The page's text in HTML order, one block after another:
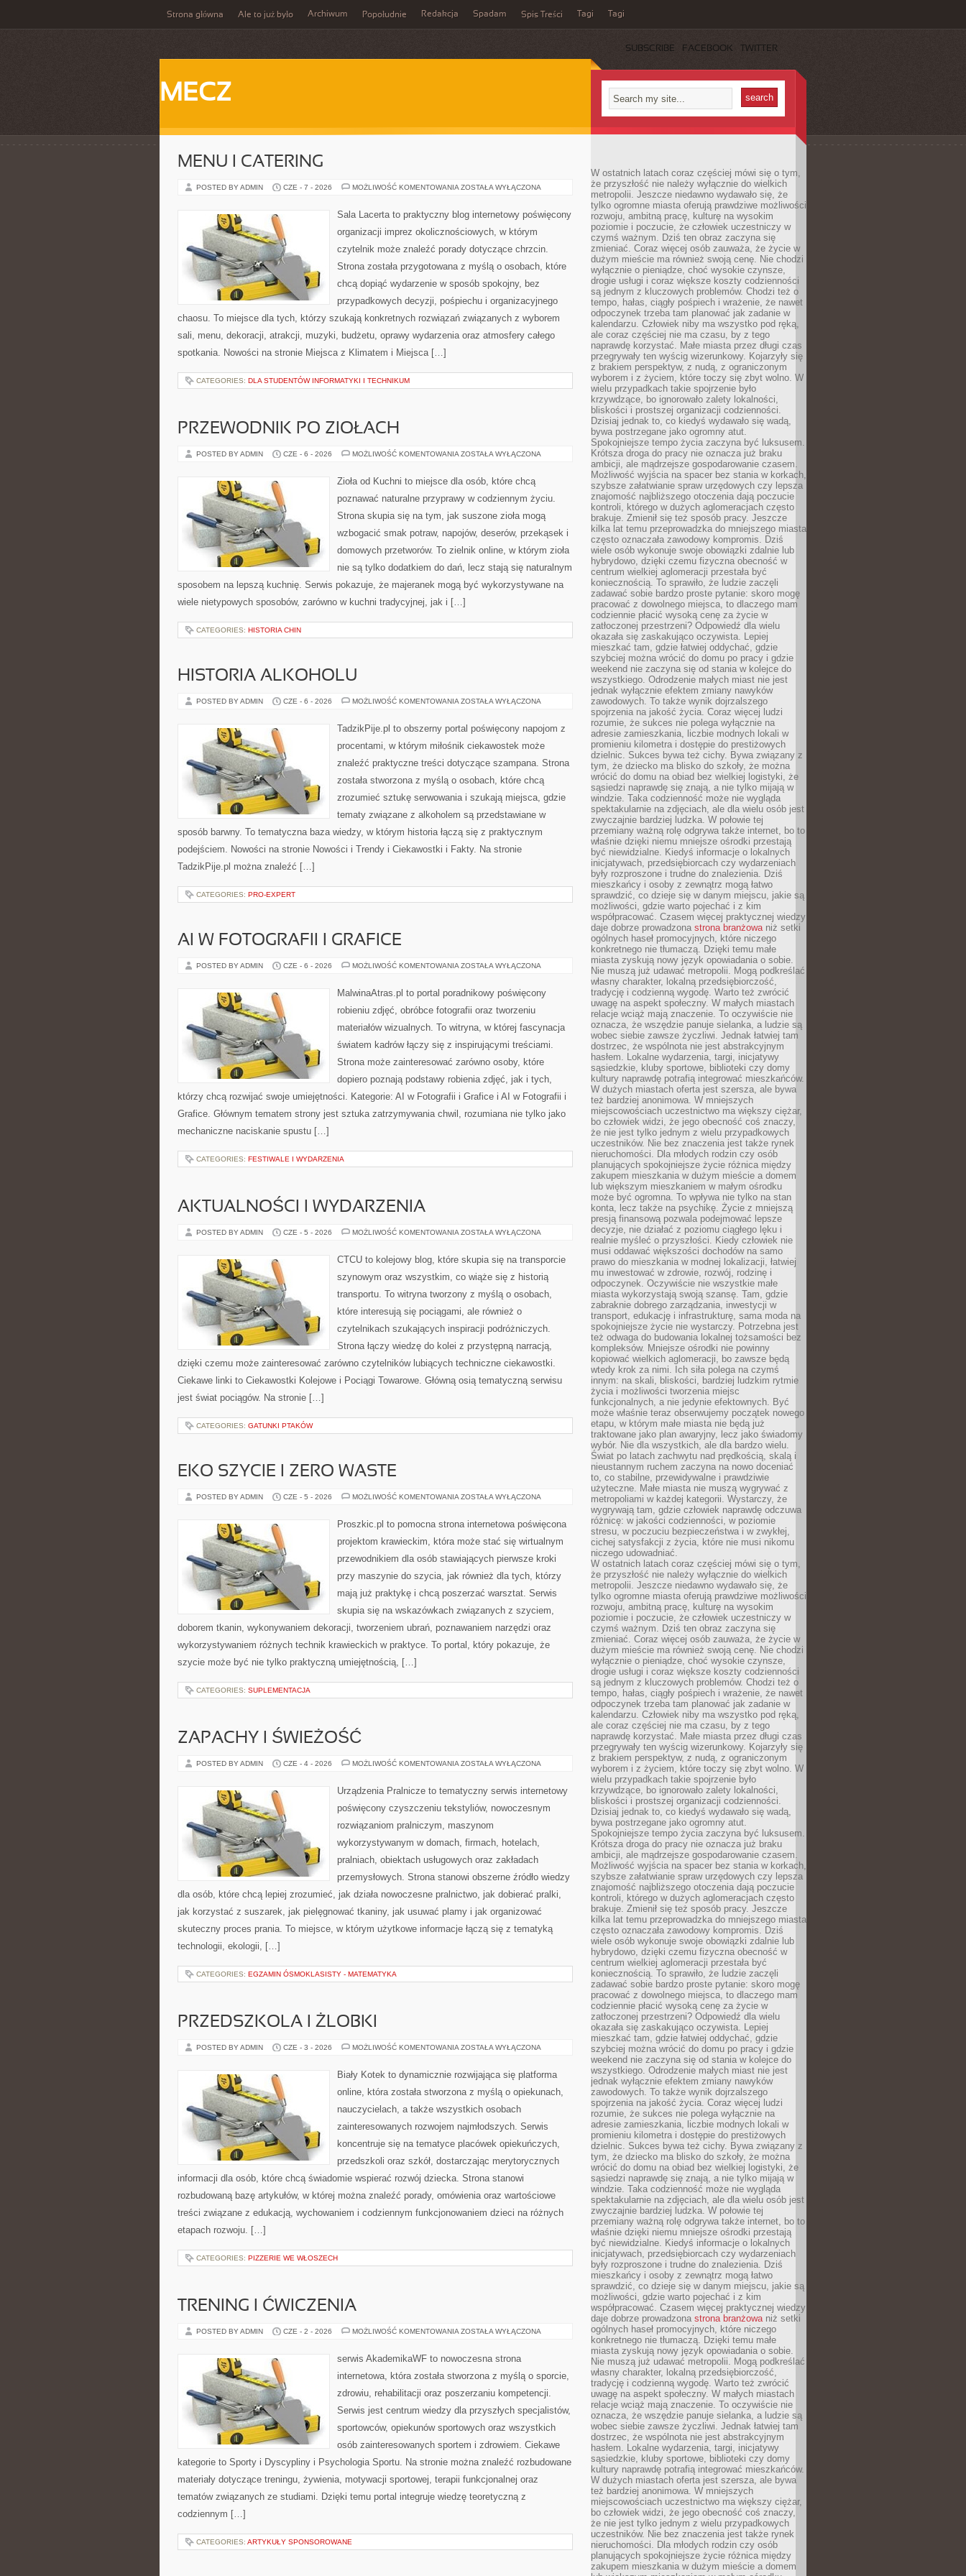
Strona główna Ale to już było Archiwum Popołudnie Redakcja Spadam Spis Treści Tagi Tagi
SUBSCRIBE FACEBOOK TWITTER
MECZ
MENU I CATERING
POSTED BY ADMIN CZE - 7 - 2026 MOŻLIWOŚĆ KOMENTOWANIA MENU
ZOSTAŁA WYŁĄCZONA
Sala Lacerta to praktyczny blog internetowy poświęcony
organizacji imprez okolicznościowych, w którym
czytelnik może znaleźć porady dotyczące chrzcin.
Strona została przygotowana z myślą o osobach, które
chcą dopiąć wydarzenie w sposób spokojny, bez
przypadkowych decyzji, pośpiechu i organizacyjnego
chaosu. To miejsce dla tych, którzy szukają konkretnych rozwiązań związanych z wyborem
sali, menu, dekoracji, atrakcji, muzyki, budżetu, oprawy wydarzenia oraz atmosfery całego
spotkania. Nowości na stronie Miejsca z Klimatem i Miejsca […]
CATEGORIES: DLA STUDENTÓW INFORMATYKI I TECHNIKUM
PRZEWODNIK PO ZIOŁACH
POSTED BY ADMIN CZE - 6 - 2026 MOŻLIWOŚĆ KOMENTOWANIA PRZEWODNIK
ZOSTAŁA WYŁĄCZONA
Zioła od Kuchni to miejsce dla osób, które chcą
poznawać naturalne przyprawy w codziennym życiu.
Strona skupia się na tym, jak suszone zioła mogą
wzbogacić smak potraw, napojów, deserów, przekąsek i
domowych przetworów. To zielnik online, w którym zioła
nie są tylko dodatkiem do dań, lecz stają się naturalnym
sposobem na lepszą kuchnię. Serwis pokazuje, że majeranek mogą być wykorzystywane na
wiele nietypowych sposobów, zarówno w kuchni tradycyjnej, jak i […]
CATEGORIES: HISTORIA CHIN
HISTORIA ALKOHOLU
POSTED BY ADMIN CZE - 6 - 2026 MOŻLIWOŚĆ KOMENTOWANIA HISTORIA
ZOSTAŁA WYŁĄCZONA
TadzikPije.pl to obszerny portal poświęcony napojom z
procentami, w którym miłośnik ciekawostek może
znaleźć praktyczne treści dotyczące szampana. Strona
została stworzona z myślą o osobach, które chcą
zrozumieć sztukę serwowania i szukają miejsca, gdzie
tematy związane z alkoholem są przedstawiane w
sposób barwny. To tematyczna baza wiedzy, w którym historia łączą się z praktycznym
podejściem. Nowości na stronie Nowości i Trendy i Ciekawostki i Fakty. Na stronie
TadzikPije.pl można znaleźć […]
CATEGORIES: PRO-EXPERT
AI W FOTOGRAFII I GRAFICE
POSTED BY ADMIN CZE - 6 - 2026 MOŻLIWOŚĆ KOMENTOWANIA AI
GRAFICE
ZOSTAŁA WYŁĄCZONA
MalwinaAtras.pl to portal poradnikowy poświęcony
robieniu zdjęć, obróbce fotografii oraz tworzeniu
materiałów wizualnych. To witryna, w której fascynacja
światem kadrów łączy się z inspirującymi treściami.
Strona może zainteresować zarówno osoby, które
dopiero poznają podstawy robienia zdjęć, jak i tych,
którzy chcą rozwijać swoje umiejętności. Kategorie: AI w Fotografii i Grafice i AI w Fotografii i
Grafice. Głównym tematem strony jest sztuka zatrzymywania chwil, rozumiana nie tylko jako
mechaniczne naciskanie spustu […]
CATEGORIES: FESTIWALE I WYDARZENIA
AKTUALNOŚCI I WYDARZENIA
POSTED BY ADMIN CZE - 5 - 2026 MOŻLIWOŚĆ KOMENTOWANIA AKTUALNOŚCI
ZOSTAŁA WYŁĄCZONA
CTCU to kolejowy blog, które skupia się na transporcie
szynowym oraz wszystkim, co wiąże się z historią
transportu. To witryna tworzony z myślą o osobach,
które interesują się pociągami, ale również o
czytelnikach szukających inspiracji podróżniczych.
Strona łączy wiedzę do kolei z przystępną narracją,
dzięki czemu może zainteresować zarówno czytelników lubiących techniczne ciekawostki.
Ciekawe linki to Ciekawostki Kolejowe i Pociągi Towarowe. Główną osią tematyczną serwisu
jest świat pociągów. Na stronie […]
CATEGORIES: GATUNKI PTAKÓW
EKO SZYCIE I ZERO WASTE
POSTED BY ADMIN CZE - 5 - 2026 MOŻLIWOŚĆ KOMENTOWANIA EKO
ZERO
WASTE
ZOSTAŁA WYŁĄCZONA
Proszkic.pl to pomocna strona internetowa poświęcona
projektom krawieckim, która może stać się wirtualnym
przewodnikiem dla osób stawiających pierwsze kroki
przy maszynie do szycia, jak również dla tych, którzy
mają już praktykę i chcą poszerzać warsztat. Serwis
skupia się na wskazówkach związanych z szyciem,
doborem tkanin, wykonywaniem dekoracji, tworzeniem ubrań, poznawaniem narzędzi oraz
wykorzystywaniem różnych technik krawieckich w praktyce. To portal, który pokazuje, że
szycie może być nie tylko praktyczną umiejętnością, […]
CATEGORIES: SUPLEMENTACJA
ZAPACHY I ŚWIEŻOŚĆ
POSTED BY ADMIN CZE - 4 - 2026 MOŻLIWOŚĆ KOMENTOWANIA ZAPACHY
ZOSTAŁA WYŁĄCZONA
Urządzenia Pralnicze to tematyczny serwis internetowy
poświęcony czyszczeniu tekstyliów, nowoczesnym
rozwiązaniom pralniczym, maszynom
wykorzystywanym w domach, firmach, hotelach,
pralniach, obiektach usługowych oraz zakładach
przemysłowych. Strona stanowi obszerne źródło wiedzy
dla osób, które chcą lepiej zrozumieć, jak działa nowoczesne pralnictwo, jak dobierać pralki,
jak korzystać z suszarek, jak pielęgnować tkaniny, jak usuwać plamy i jak organizować
skuteczny proces prania. To miejsce, w którym użytkowe informacje łączą się z tematyką
technologii, ekologii, […]
CATEGORIES: EGZAMIN ÓSMOKLASISTY - MATEMATYKA
PRZEDSZKOLA I ŻLOBKI
POSTED BY ADMIN CZE - 3 - 2026 MOŻLIWOŚĆ KOMENTOWANIA PRZEDSZKOLA
ZOSTAŁA WYŁĄCZONA
Biały Kotek to dynamicznie rozwijająca się platforma
online, która została stworzona z myślą o opiekunach,
nauczycielach, a także wszystkich osobach
zainteresowanych rozwojem najmłodszych. Serwis
koncentruje się na tematyce placówek opiekuńczych,
przedszkoli oraz szkół, dostarczając merytorycznych
informacji dla osób, które chcą świadomie wspierać rozwój dziecka. Strona stanowi
rozbudowaną bazę artykułów, w której można znaleźć porady, omówienia oraz wartościowe
treści związane z edukacją, wychowaniem i codziennym funkcjonowaniem dzieci na różnych
etapach rozwoju. […]
CATEGORIES: PIZZERIE WE WŁOSZECH
TRENING I ĆWICZENIA
POSTED BY ADMIN CZE - 2 - 2026 MOŻLIWOŚĆ KOMENTOWANIA TRENING
ZOSTAŁA WYŁĄCZONA
serwis AkademikaWF to nowoczesna strona
internetowa, która została stworzona z myślą o sporcie,
zdrowiu, rehabilitacji oraz poszerzaniu kompetencji.
Serwis jest centrum wiedzy dla przyszłych specjalistów,
sportowców, opiekunów sportowych oraz wszystkich
osób zainteresowanych sportem i zdrowiem. Ciekawe
kategorie to Sporty i Dyscypliny i Psychologia Sportu. Na stronie można znaleźć rozbudowane
materiały dotyczące treningu, żywienia, motywacji sportowej, terapii funkcjonalnej oraz
tematów związanych ze studiami. Dzięki temu portal integruje wiedzę teoretyczną z
codziennym […]
CATEGORIES: ARTYKUŁY SPONSOROWANE
W ostatnich latach coraz częściej mówi się o tym,
że przyszłość nie należy wyłącznie do wielkich
metropolii. Jeszcze niedawno wydawało się, że
tylko ogromne miasta oferują prawdziwe możliwości
rozwoju, ambitną pracę, kulturę na wysokim
poziomie i poczucie, że człowiek uczestniczy w
czymś ważnym. Dziś ten obraz zaczyna się
zmieniać. Coraz więcej osób zauważa, że życie w
dużym mieście ma również swoją cenę. Nie chodzi
wyłącznie o pieniądze, choć wysokie czynsze,
drogie usługi i coraz większe koszty codzienności
są jednym z kluczowych problemów. Chodzi też o
tempo, hałas, ciągły pośpiech i wrażenie, że nawet
odpoczynek trzeba tam planować jak zadanie w
kalendarzu. Człowiek niby ma wszystko pod ręką,
ale coraz częściej nie ma czasu, by z tego
naprawdę korzystać. Małe miasta przez długi czas
przegrywały ten wyścig wizerunkowy. Kojarzyły się
z brakiem perspektyw, z nudą, z ograniczonym
wyborem i z życiem, które toczy się zbyt wolno. W
wielu przypadkach takie spojrzenie było
krzywdzące, bo ignorowało zalety lokalności,
bliskości i prostszej organizacji codzienności.
Dzisiaj jednak to, co kiedyś wydawało się wadą,
bywa postrzegane jako ogromny atut.
Spokojniejsze tempo życia zaczyna być luksusem.
Krótsza droga do pracy nie oznacza już braku
ambicji, ale mądrzejsze gospodarowanie czasem.
Możliwość wyjścia na spacer bez stania w korkach,
szybsze załatwianie spraw urzędowych czy lepsza
znajomość najbliższego otoczenia dają poczucie
kontroli, którego w dużych aglomeracjach często
brakuje. Zmienił się też sposób pracy. Jeszcze
kilka lat temu przeprowadzka do mniejszego miasta
często oznaczała zawodowy kompromis. Dziś
wiele osób wykonuje swoje obowiązki zdalnie lub
hybrydowo, dzięki czemu fizyczna obecność w
centrum wielkiej aglomeracji przestała być
koniecznością. To sprawiło, że ludzie zaczęli
zadawać sobie bardzo proste pytanie: skoro mogę
pracować z dowolnego miejsca, to dlaczego mam
codziennie płacić wysoką cenę za życie w
zatłoczonej przestrzeni? Odpowiedź dla wielu
okazała się zaskakująco oczywista. Lepiej
mieszkać tam, gdzie łatwiej oddychać, gdzie
szybciej można wrócić do domu po pracy i gdzie
weekend nie zaczyna się od stania w kolejce do
wszystkiego. Odrodzenie małych miast nie jest
jednak wyłącznie efektem zmiany nawyków
zawodowych. To także wynik dojrzalszego
spojrzenia na jakość życia. Coraz więcej ludzi
rozumie, że sukces nie polega wyłącznie na
adresie zamieszkania, liczbie modnych lokali w
promieniu kilometra i dostępie do prestiżowych
dzielnic. Sukces bywa też cichy. Bywa związany z
tym, że dziecko ma blisko do szkoły, że można
wrócić do domu na obiad bez wielkiej logistyki, że
sąsiedzi naprawdę się znają, a nie tylko mijają w
windzie. Taka codzienność może nie wygląda
spektakularnie na zdjęciach, ale dla wielu osób jest
zwyczajnie bardziej ludzka. W połowie tej
przemiany ważną rolę odgrywa także internet, bo to
właśnie dzięki niemu mniejsze ośrodki przestają
być niewidzialne. Kiedyś informacje o lokalnych
inicjatywach, przedsiębiorcach czy wydarzeniach
były rozproszone i trudne do znalezienia. Dziś
mieszkańcy i osoby z zewnątrz mogą łatwo
sprawdzić, co dzieje się w danym miejscu, jakie są
możliwości, gdzie warto pojechać i z kim
współpracować. Czasem więcej praktycznej wiedzy
daje dobrze prowadzona strona branżowaniż setki
ogólnych haseł promocyjnych, które niczego
konkretnego nie tłumaczą. Dzięki temu małe
miasta zyskują nowy język opowiadania o sobie.
Nie muszą już udawać metropolii. Mogą podkreślać
własny charakter, lokalną przedsiębiorczość,
tradycję i codzienną wygodę. Warto też zwrócić
uwagę na aspekt społeczny. W małych miastach
relacje wciąż mają znaczenie. To oczywiście nie
oznacza, że wszędzie panuje sielanka, a ludzie są
wobec siebie zawsze życzliwi. Jednak łatwiej tam
dostrzec, że wspólnota nie jest abstrakcyjnym
hasłem. Lokalne wydarzenia, targi, inicjatywy
sąsiedzkie, kluby sportowe, biblioteki czy domy
kultury naprawdę potrafią integrować mieszkańców.
W dużych miastach oferta jest szersza, ale bywa
też bardziej anonimowa. W mniejszych
miejscowościach uczestnictwo ma większy ciężar,
bo człowiek widzi, że jego obecność coś znaczy,
że nie jest tylko jednym z wielu przypadkowych
uczestników. Nie bez znaczenia jest także rynek
nieruchomości. Dla młodych rodzin czy osób
planujących spokojniejsze życie różnica między
zakupem mieszkania w dużym mieście a domem
lub większym mieszkaniem w małym ośrodku
może być ogromna. To wpływa nie tylko na stan
konta, lecz także na psychikę. Życie z mniejszą
presją finansową pozwala podejmować lepsze
decyzje, nie działać z poziomu ciągłego lęku i
realnie myśleć o przyszłości. Kiedy człowiek nie
musi oddawać większości dochodów na samo
prawo do mieszkania w modnej lokalizacji, łatwiej
mu inwestować w zdrowie, rozwój, rodzinę i
odpoczynek. Oczywiście nie wszystkie małe
miasta wykorzystają swoją szansę. Tam, gdzie
zabraknie dobrego zarządzania, inwestycji w
transport, edukację i infrastrukturę, sama moda na
spokojniejsze życie nie wystarczy. Potrzebna jest
też odwaga do budowania lokalnej tożsamości bez
kompleksów. Mniejsze ośrodki nie powinny
kopiować wielkich aglomeracji, bo zawsze będą
wtedy krok za nimi. Ich siła polega na czymś
innym: na skali, bliskości, bardziej ludzkim rytmie
życia i możliwości tworzenia miejsc
funkcjonalnych, a nie jedynie efektownych. Być
może właśnie teraz obserwujemy początek nowego
etapu, w którym małe miasta nie będą już
traktowane jako plan awaryjny, lecz jako świadomy
wybór. Nie dla wszystkich, ale dla bardzo wielu.
Świat po latach zachwytu nad prędkością, skalą i
nieustannym ruchem zaczyna na nowo doceniać
to, co stabilne, przewidywalne i prawdziwie
użyteczne. Małe miasta nie muszą wygrywać z
metropoliami w każdej kategorii. Wystarczy, że
wygrywają tam, gdzie człowiek naprawdę odczuwa
różnicę: w jakości codzienności, w poziomie
stresu, w poczuciu bezpieczeństwa i w zwykłej,
cichej satysfakcji z życia, które nie musi nikomu
niczego udowadniać.
W ostatnich latach coraz częściej mówi się o tym,
że przyszłość nie należy wyłącznie do wielkich
metropolii. Jeszcze niedawno wydawało się, że
tylko ogromne miasta oferują prawdziwe możliwości
rozwoju, ambitną pracę, kulturę na wysokim
poziomie i poczucie, że człowiek uczestniczy w
czymś ważnym. Dziś ten obraz zaczyna się
zmieniać. Coraz więcej osób zauważa, że życie w
dużym mieście ma również swoją cenę. Nie chodzi
wyłącznie o pieniądze, choć wysokie czynsze,
drogie usługi i coraz większe koszty codzienności
są jednym z kluczowych problemów. Chodzi też o
tempo, hałas, ciągły pośpiech i wrażenie, że nawet
odpoczynek trzeba tam planować jak zadanie w
kalendarzu. Człowiek niby ma wszystko pod ręką,
ale coraz częściej nie ma czasu, by z tego
naprawdę korzystać. Małe miasta przez długi czas
przegrywały ten wyścig wizerunkowy. Kojarzyły się
z brakiem perspektyw, z nudą, z ograniczonym
wyborem i z życiem, które toczy się zbyt wolno. W
wielu przypadkach takie spojrzenie było
krzywdzące, bo ignorowało zalety lokalności,
bliskości i prostszej organizacji codzienności.
Dzisiaj jednak to, co kiedyś wydawało się wadą,
bywa postrzegane jako ogromny atut.
Spokojniejsze tempo życia zaczyna być luksusem.
Krótsza droga do pracy nie oznacza już braku
ambicji, ale mądrzejsze gospodarowanie czasem.
Możliwość wyjścia na spacer bez stania w korkach,
szybsze załatwianie spraw urzędowych czy lepsza
znajomość najbliższego otoczenia dają poczucie
kontroli, którego w dużych aglomeracjach często
brakuje. Zmienił się też sposób pracy. Jeszcze
kilka lat temu przeprowadzka do mniejszego miasta
często oznaczała zawodowy kompromis. Dziś
wiele osób wykonuje swoje obowiązki zdalnie lub
hybrydowo, dzięki czemu fizyczna obecność w
centrum wielkiej aglomeracji przestała być
koniecznością. To sprawiło, że ludzie zaczęli
zadawać sobie bardzo proste pytanie: skoro mogę
pracować z dowolnego miejsca, to dlaczego mam
codziennie płacić wysoką cenę za życie w
zatłoczonej przestrzeni? Odpowiedź dla wielu
okazała się zaskakująco oczywista. Lepiej
mieszkać tam, gdzie łatwiej oddychać, gdzie
szybciej można wrócić do domu po pracy i gdzie
weekend nie zaczyna się od stania w kolejce do
wszystkiego. Odrodzenie małych miast nie jest
jednak wyłącznie efektem zmiany nawyków
zawodowych. To także wynik dojrzalszego
spojrzenia na jakość życia. Coraz więcej ludzi
rozumie, że sukces nie polega wyłącznie na
adresie zamieszkania, liczbie modnych lokali w
promieniu kilometra i dostępie do prestiżowych
dzielnic. Sukces bywa też cichy. Bywa związany z
tym, że dziecko ma blisko do szkoły, że można
wrócić do domu na obiad bez wielkiej logistyki, że
sąsiedzi naprawdę się znają, a nie tylko mijają w
windzie. Taka codzienność może nie wygląda
spektakularnie na zdjęciach, ale dla wielu osób jest
zwyczajnie bardziej ludzka. W połowie tej
przemiany ważną rolę odgrywa także internet, bo to
właśnie dzięki niemu mniejsze ośrodki przestają
być niewidzialne. Kiedyś informacje o lokalnych
inicjatywach, przedsiębiorcach czy wydarzeniach
były rozproszone i trudne do znalezienia. Dziś
mieszkańcy i osoby z zewnątrz mogą łatwo
sprawdzić, co dzieje się w danym miejscu, jakie są
możliwości, gdzie warto pojechać i z kim
współpracować. Czasem więcej praktycznej wiedzy
daje dobrze prowadzona strona branżowaniż setki
ogólnych haseł promocyjnych, które niczego
konkretnego nie tłumaczą. Dzięki temu małe
miasta zyskują nowy język opowiadania o sobie.
Nie muszą już udawać metropolii. Mogą podkreślać
własny charakter, lokalną przedsiębiorczość,
tradycję i codzienną wygodę. Warto też zwrócić
uwagę na aspekt społeczny. W małych miastach
relacje wciąż mają znaczenie. To oczywiście nie
oznacza, że wszędzie panuje sielanka, a ludzie są
wobec siebie zawsze życzliwi. Jednak łatwiej tam
dostrzec, że wspólnota nie jest abstrakcyjnym
hasłem. Lokalne wydarzenia, targi, inicjatywy
sąsiedzkie, kluby sportowe, biblioteki czy domy
kultury naprawdę potrafią integrować mieszkańców.
W dużych miastach oferta jest szersza, ale bywa
też bardziej anonimowa. W mniejszych
miejscowościach uczestnictwo ma większy ciężar,
bo człowiek widzi, że jego obecność coś znaczy,
że nie jest tylko jednym z wielu przypadkowych
uczestników. Nie bez znaczenia jest także rynek
nieruchomości. Dla młodych rodzin czy osób
planujących spokojniejsze życie różnica między
zakupem mieszkania w dużym mieście a domem